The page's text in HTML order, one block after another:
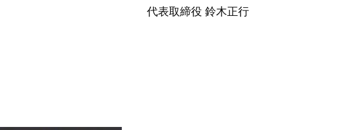
代表取締役 鈴木正行